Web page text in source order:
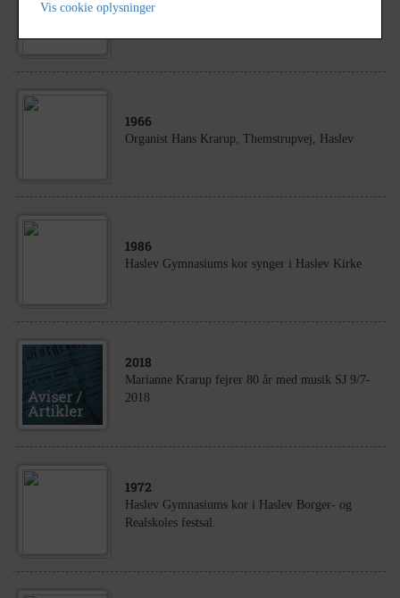
Musikundervisning på Haslev Gymnasium
1966
Organist Hans Krarup, Themstrupvej, Haslev
1986
Haslev Gymnasiums kor synger i Haslev Kirke
2018
Marianne Krarup fejrer 80 år med musik SJ 9/7-
2018
1972
Haslev Gymnasiums kor i Haslev Borger- og
Realskoles festsal.
Vis cookie oplysninger